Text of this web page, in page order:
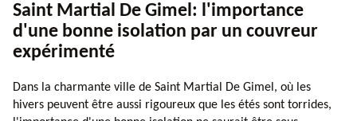
Saint Martial De Gimel: l'importance
d'une bonne isolation par un couvreur
expérimenté
Dans la charmante ville de Saint Martial De Gimel, où les
hivers peuvent être aussi rigoureux que les étés sont torrides,